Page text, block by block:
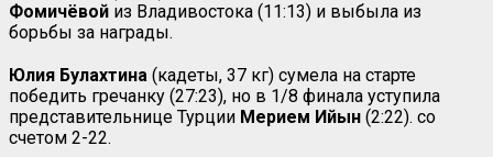
Фомичёвой из Владивостока (11:13) и выбыла из
борьбы за награды.
Юлия Булахтина (кадеты, 37 кг) сумела на старте
победить гречанку (27:23), но в 1/8 финала уступила
представительнице Турции Мерием Ийын (2:22). со
счетом 2-22.